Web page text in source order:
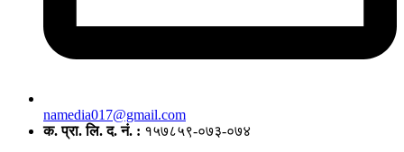
namedia017@gmail.com
क. प्रा. लि. द. नं. : १५७८५९-०७३-०७४